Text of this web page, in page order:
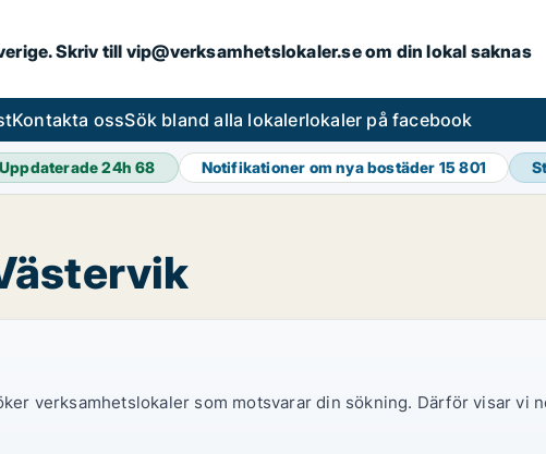
Skriv till vip@verksamhetslokaler.se om din lokal saknas
Kontakta ossSök bland alla lokalerlokaler på facebook
Uppdaterade 24h68 Notifikationer om nya bostäder 15 801
verksamhetslokaler som motsvarar din sökning. Därför visar vi